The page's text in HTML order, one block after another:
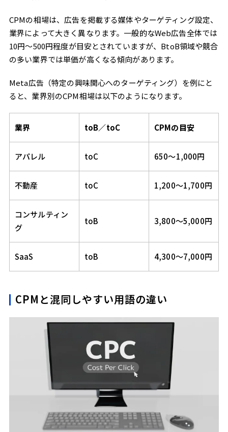
CPMの相場は、広告を掲載する媒体やターゲティング設定、
業界によって大きく異なります。一般的なWeb広告全体では
10円〜500円程度が目安とされていますが、BtoB領域や競合
の多い業界では単価が高くなる傾向があります。
Meta広告（特定の興味関心へのターゲティング）を例にと
ると、業界別のCPM相場は以下のようになります。
業界 toB／toC CPMの目安
アパレル toC 650〜1,000円
不動産 toC 1,200〜1,700円
コンサルティン
グ
toB 3,800〜5,000円
SaaS toB 4,300〜7,000円
CPMと混同しやすい用語の違い